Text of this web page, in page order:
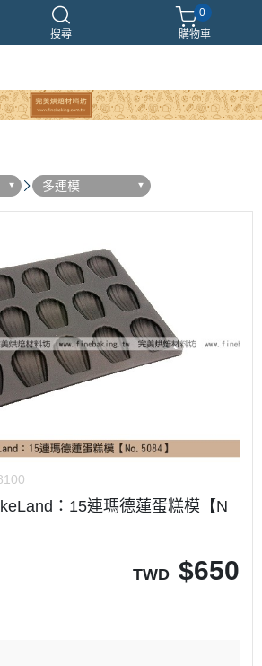
搜尋
0
購物車
多連模
：15連瑪德蓮蛋糕模【N
TWD $650